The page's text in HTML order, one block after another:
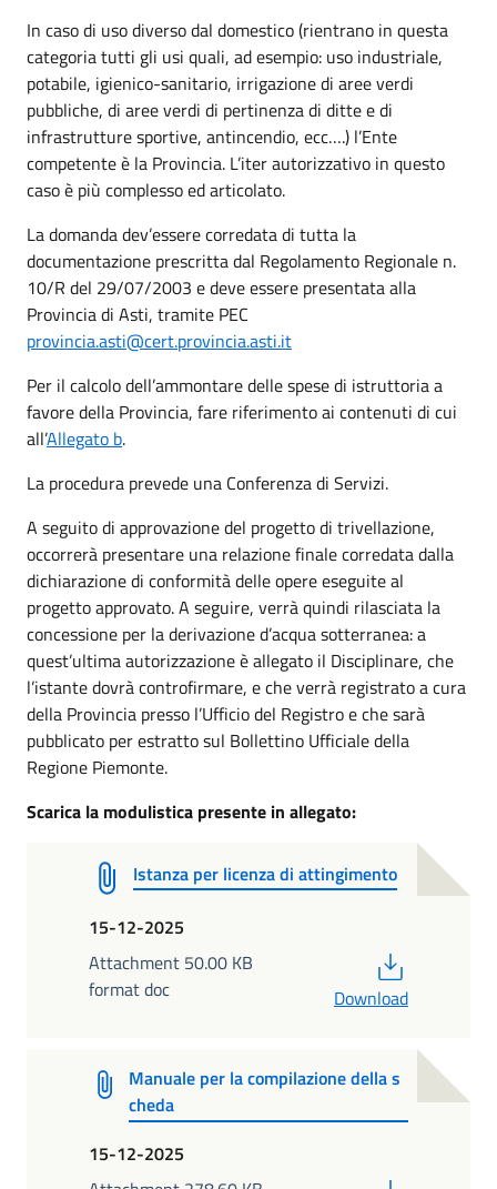
In caso di uso diverso dal domestico (rientrano in questa
categoria tutti gli usi quali, ad esempio: uso industriale,
potabile, igienico-sanitario, irrigazione di aree verdi
pubbliche, di aree verdi di pertinenza di ditte e di
infrastrutture sportive, antincendio, ecc….) l’Ente
competente è la Provincia. L’iter autorizzativo in questo
caso è più complesso ed articolato.
La domanda dev’essere corredata di tutta la
documentazione prescritta dal Regolamento Regionale n.
10/R del 29/07/2003 e deve essere presentata alla
Provincia di Asti, tramite PEC
provincia.asti@cert.provincia.asti.it
Per il calcolo dell’ammontare delle spese di istruttoria a
favore della Provincia, fare riferimento ai contenuti di cui
all’Allegato b.
La procedura prevede una Conferenza di Servizi.
A seguito di approvazione del progetto di trivellazione,
occorrerà presentare una relazione finale corredata dalla
dichiarazione di conformità delle opere eseguite al
progetto approvato. A seguire, verrà quindi rilasciata la
concessione per la derivazione d’acqua sotterranea: a
quest’ultima autorizzazione è allegato il Disciplinare, che
l’istante dovrà controfirmare, e che verrà registrato a cura
della Provincia presso l’Ufficio del Registro e che sarà
pubblicato per estratto sul Bollettino Ufficiale della
Regione Piemonte.
Scarica la modulistica presente in allegato:
Istanza per licenza di attingimento
15-12-2025
Attachment 50.00 KB
format doc
Download
Manuale per la compilazione della s
cheda
15-12-2025